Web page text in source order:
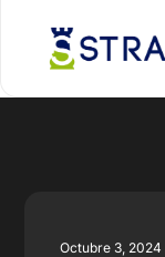
Octubre 3, 2024